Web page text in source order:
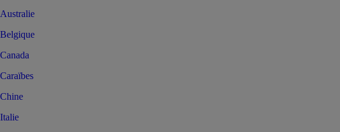
Australie
Belgique
Canada
Caraïbes
Chine
Italie